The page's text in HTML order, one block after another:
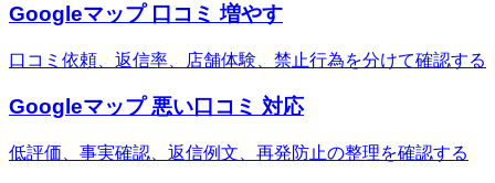
Googleマップ 口コミ 増やす
口コミ依頼、返信率、店舗体験、禁止行為を分けて確認する
Googleマップ 悪い口コミ 対応
低評価、事実確認、返信例文、再発防止の整理を確認する